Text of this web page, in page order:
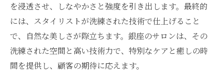
銀座で進化する髪質改善施術
ネオメテオストレートを提供する銀座サロ
ンの選び方
銀座サロンでの髪質改善の流行とその背景
を浸透させ、しなやかさと強度を引き出します。最終的
には、スタイリストが洗練された技術で仕上げること
で、自然な美しさが際立ちます。銀座のサロンは、その
洗練された空間と高い技術力で、特別なケアと癒しの時
間を提供し、顧客の期待に応えます。